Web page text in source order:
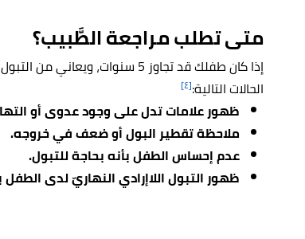
متى تطلب مراجعة الطَّبيب؟
إذا كان طفلك قد تجاوز 5
الحالات التالية:[٤]
ظهور علامات تدل على وجود عدوى أو
ملاحظة تقطير البول أو ضعف في خروجه.
عدم إحساس الطفل بأنه بحاجة للتبول.
ظهور التبول اللاإرادي النهاريّ لدى